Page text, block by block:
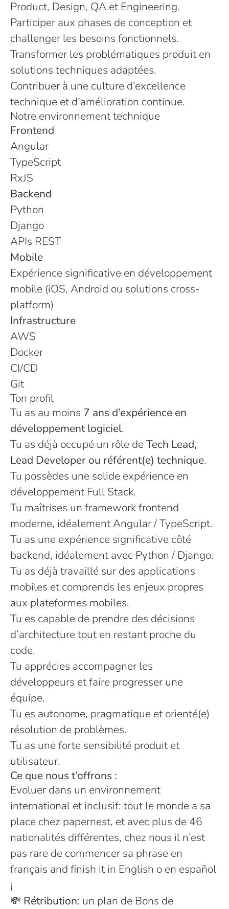
Product, Design, QA et Engineering.
Participer aux phases de conception et
challenger les besoins fonctionnels.
Transformer les problématiques produit en
solutions techniques adaptées.
Contribuer à une culture d’excellence
technique et d’amélioration continue.
Notre environnement technique
Frontend
Angular
TypeScript
RxJS
Backend
Python
Django
APIs REST
Mobile
Expérience significative en développement
mobile (iOS, Android ou solutions cross-
platform)
Infrastructure
AWS
Docker
CI/CD
Git
Ton profil
Tu as au moins 7 ans d’expérience en
développement logiciel.
Tu as déjà occupé un rôle de Tech Lead,
Lead Developer ou référent(e) technique.
Tu possèdes une solide expérience en
développement Full Stack.
Tu maîtrises un framework frontend
moderne, idéalement Angular / TypeScript.
Tu as une expérience significative côté
backend, idéalement avec Python / Django.
Tu as déjà travaillé sur des applications
mobiles et comprends les enjeux propres
aux plateformes mobiles.
Tu es capable de prendre des décisions
d’architecture tout en restant proche du
code.
Tu apprécies accompagner les
développeurs et faire progresser une
équipe.
Tu es autonome, pragmatique et orienté(e)
résolution de problèmes.
Tu as une forte sensibilité produit et
utilisateur.
Ce que nous t’offrons :
Evoluer dans un environnement
international et inclusif: tout le monde a sa
place chez papernest, et avec plus de 46
nationalités différentes, chez nous il n’est
pas rare de commencer sa phrase en
français and finish it in English o en español
¡
💸 Rétribution: un plan de Bons de